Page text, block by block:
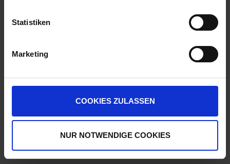
Statistiken
Marketing
COOKIES ZULASSEN
NUR NOTWENDIGE COOKIES
Nur für den beruflichen Anwender!